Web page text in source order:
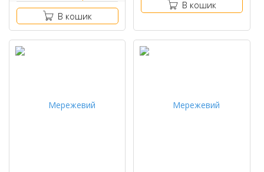
В кошик
В кошик